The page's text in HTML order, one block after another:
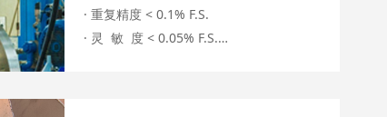
· 重复精度 < 0.1% F.S.
· 灵  敏  度 < 0.05% F.S.